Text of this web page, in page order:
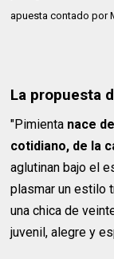
apuesta contado por
La propuesta
"Pimienta nace
cotidiano, de la
aglutinan bajo el
plasmar un estilo
una chica de
juvenil, alegre y